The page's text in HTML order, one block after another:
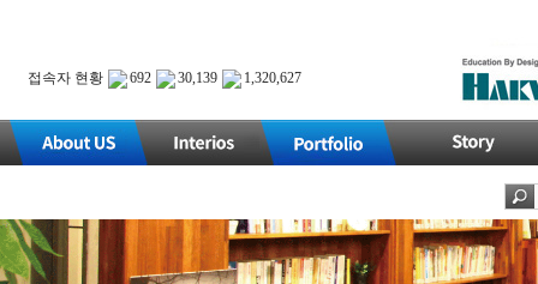
접속자 현황 692 30,139 1,320,627